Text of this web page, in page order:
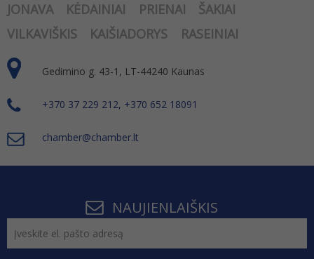
JONAVA
KĖDAINIAI PRIENAI
ŠAKIAI
VILKAVIŠKIS
KAIŠIADORYS RASEINIAI
Gedimino g. 43-1, LT-44240 Kaunas
+370 37 229 212, +370 652 18091
chamber@chamber.lt
NAUJIENLAIŠKIS